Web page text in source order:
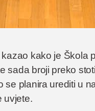
kako je Škola
sada broji preko
planira urediti u
uvjete.